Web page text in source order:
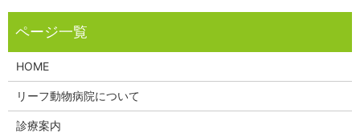
HOME
リーフ動物病院について
診療案内